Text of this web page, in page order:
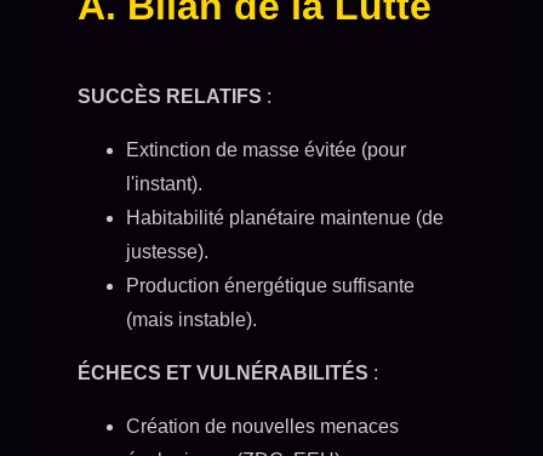
SUCCÈS RELATIFS :
Extinction de masse évitée (pour
l'instant).
Habitabilité planétaire maintenue (de
justesse).
Production énergétique suffisante
(mais instable).
ÉCHECS ET VULNÉRABILITÉS :
Création de nouvelles menaces